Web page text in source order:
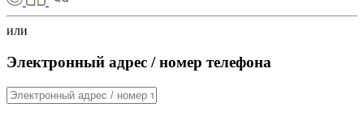
или
Электронный адрес / номер телефона